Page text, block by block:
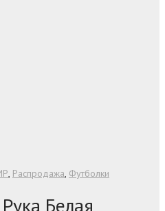
, Распродажа, Футболки
Белая